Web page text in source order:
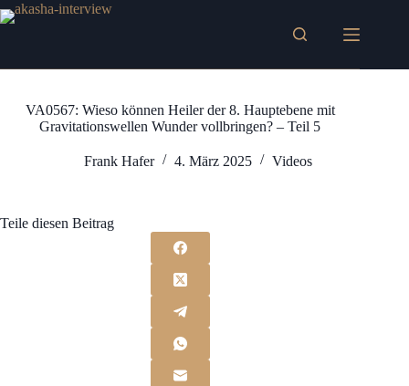
Zum
Inhalt
VA0567: Wieso können Heiler der 8. Hauptebene mit
Gravitationswellen Wunder vollbringen? – Teil 5
Frank Hafer 4. März 2025 Videos
Teile diesen Beitrag